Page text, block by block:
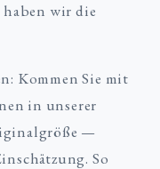
wir die
Kommen Sie mit
in unserer
—
So